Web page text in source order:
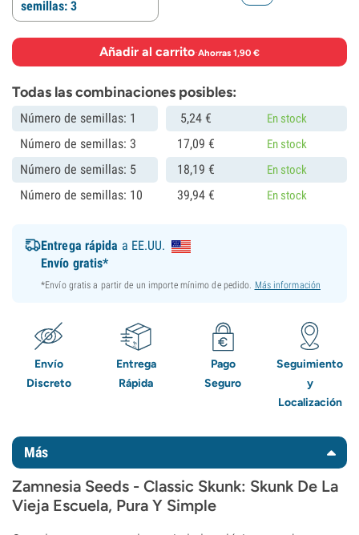
semillas: 3
Añadir al carrito·Ahorras 1,90 €
Todas las combinaciones posibles:
Número de semillas: 1 5,24 € En stock
Número de semillas: 3 17,09 € En stock
Número de semillas: 5 18,19 € En stock
Número de semillas: 10 39,94 € En stock
Entrega rápida a EE.UU.
Envío gratis*
*Envío gratis a partir de un importe mínimo de pedido. Más información
Envío
Discreto
Entrega
Rápida
Pago
Seguro
Seguimiento
y
Localización
Más
Zamnesia Seeds - Classic Skunk: Skunk De La
Vieja Escuela, Pura Y Simple